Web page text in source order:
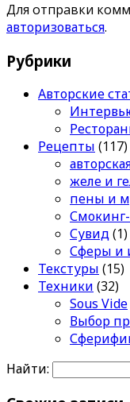
Для отправки
авторизоваться.
Рубрики
Авторские
Рецепты (117)
желе и
пены и
Сувид(1)
Сферы и
Текстуры (15)
Техники (32)
Sous Vide
Выбор
Найти: